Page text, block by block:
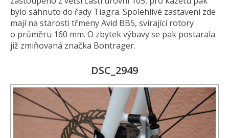
bylo sáhnuto do řady Tiagra. Spolehlivé zastavení zde
mají na starosti třmeny Avid BB5, svírající rotory
o průměru 160 mm. O zbytek výbavy se pak postarala
již zmiňovaná značka Bontrager.
DSC_2949